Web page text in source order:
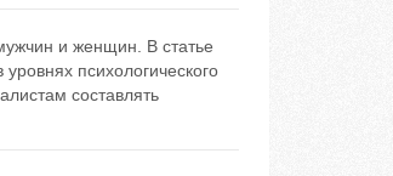
и женщин. В статье
психологического
составлять